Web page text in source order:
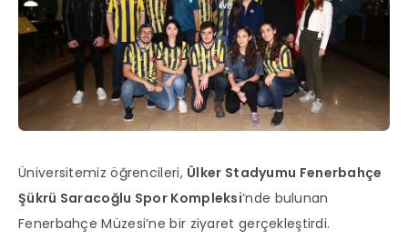
Üniversitemiz öğrencileri, Ülker Stadyumu Fenerbahçe
Şükrü Saracoğlu Spor Kompleksi’nde bulunan
Fenerbahçe Müzesi’ne bir ziyaret gerçekleştirdi.